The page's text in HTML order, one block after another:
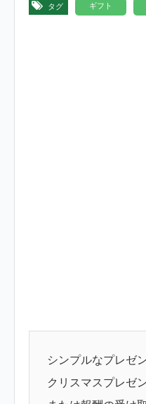
タグ ギフト
シンプルなプレゼ
クリスマスプレゼ